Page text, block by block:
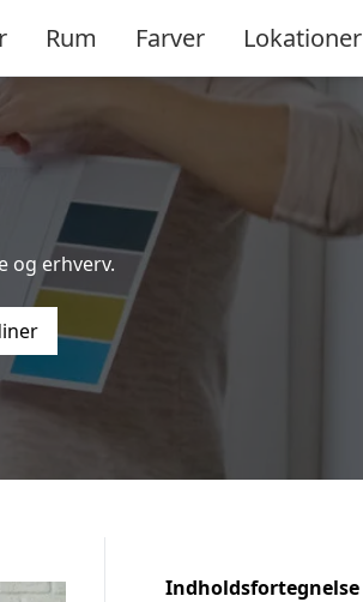
Rum Farver Lokationer
og erhverv.
Indholdsfortegnelse